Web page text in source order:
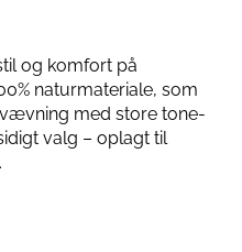
og komfort på
naturmateriale, som
med store tone-
valg – oplagt til